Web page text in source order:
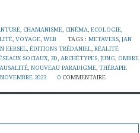
, CHAMANISME, CINÉMA, ECOLOGIE,
, VOYAGE, WEB TAGS :METAVERS,JAN
EERSEL, ÉDITIONS TRÉDANIEL, RÉALITÉ
SOCIAUX, 3D, ARCHÉTYPES, JUNG, OMBRE
, NOUVEAU PARADIGME, THÉRAPIE
NOVEMBRE 2023 0 COMMENTAIRE